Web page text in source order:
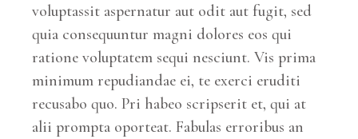
voluptassit aspernatur aut odit aut fugit, sed
quia consequuntur magni dolores eos qui
ratione voluptatem sequi nesciunt. Vis prima
minimum repudiandae ei, te exerci eruditi
recusabo quo. Pri habeo scripserit et, qui at
alii prompta oporteat. Fabulas erroribus an